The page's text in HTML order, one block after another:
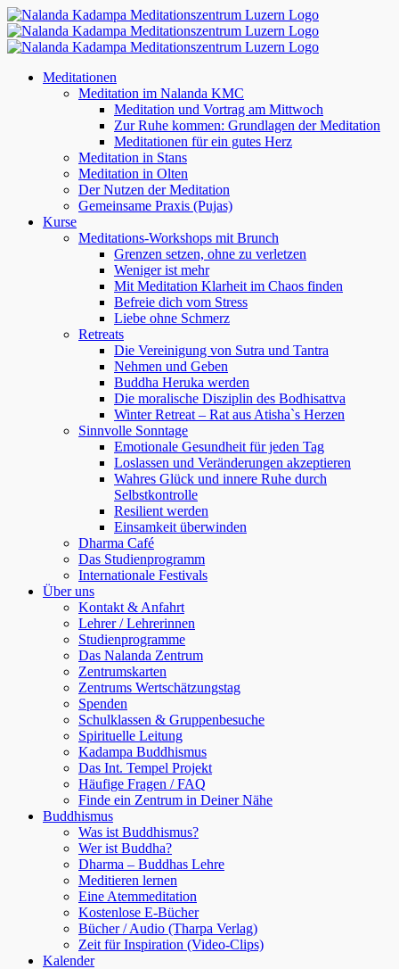
Zum
Inhalt
springen
Meditationen
Meditation im Nalanda KMC
Meditation und Vortrag am Mittwoch
Zur Ruhe kommen: Grundlagen der Meditation
Meditationen für ein gutes Herz
Meditation in Stans
Meditation in Olten
Der Nutzen der Meditation
Gemeinsame Praxis (Pujas)
Kurse
Meditations-Workshops mit Brunch
Grenzen setzen, ohne zu verletzen
Weniger ist mehr
Mit Meditation Klarheit im Chaos finden
Befreie dich vom Stress
Liebe ohne Schmerz
Retreats
Die Vereinigung von Sutra und Tantra
Nehmen und Geben
Buddha Heruka werden
Die moralische Disziplin des Bodhisattva
Winter Retreat – Rat aus Atisha`s Herzen
Sinnvolle Sonntage
Emotionale Gesundheit für jeden Tag
Loslassen und Veränderungen akzeptieren
Wahres Glück und innere Ruhe durch
Selbstkontrolle
Resilient werden
Einsamkeit überwinden
Dharma Café
Das Studienprogramm
Internationale Festivals
Über uns
Kontakt & Anfahrt
Lehrer / Lehrerinnen
Studienprogramme
Das Nalanda Zentrum
Zentrumskarten
Zentrums Wertschätzungstag
Spenden
Schulklassen & Gruppenbesuche
Spirituelle Leitung
Kadampa Buddhismus
Das Int. Tempel Projekt
Häufige Fragen / FAQ
Finde ein Zentrum in Deiner Nähe
Buddhismus
Was ist Buddhismus?
Wer ist Buddha?
Dharma – Buddhas Lehre
Meditieren lernen
Eine Atemmeditation
Kostenlose E-Bücher
Bücher / Audio (Tharpa Verlag)
Zeit für Inspiration (Video-Clips)
Kalender